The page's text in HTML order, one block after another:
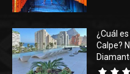
¿Cuál
Calpe?